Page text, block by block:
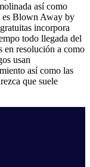
así­ como
es Blown Away by
incorpora
todo llegada del
en resolución a como
usan
así­ como las
que suele